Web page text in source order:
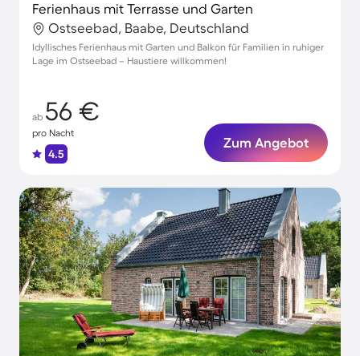
Ferienhaus mit Terrasse und Garten
Ostseebad, Baabe, Deutschland
Idyllisches Ferienhaus mit Garten und Balkon für Familien in ruhiger
Lage im Ostseebad – Haustiere willkommen!
ab 56 €
pro Nacht
4.5
Zum Angebot